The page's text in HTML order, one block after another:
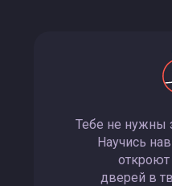
Тебе не нужны
Научись
дверей в